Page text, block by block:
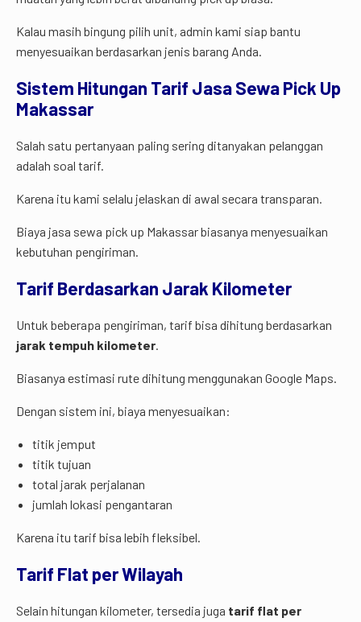
Kalau masih bingung pilih unit, admin kami siap bantu
menyesuaikan berdasarkan jenis barang Anda.
Sistem Hitungan Tarif Jasa Sewa Pick Up
Makassar
Salah satu pertanyaan paling sering ditanyakan pelanggan
adalah soal tarif.
Karena itu kami selalu jelaskan di awal secara transparan.
Biaya jasa sewa pick up Makassar biasanya menyesuaikan
kebutuhan pengiriman.
Tarif Berdasarkan Jarak Kilometer
Untuk beberapa pengiriman, tarif bisa dihitung berdasarkan
jarak tempuh kilometer.
Biasanya estimasi rute dihitung menggunakan Google Maps.
Dengan sistem ini, biaya menyesuaikan:
titik jemput
titik tujuan
total jarak perjalanan
jumlah lokasi pengantaran
Karena itu tarif bisa lebih fleksibel.
Tarif Flat per Wilayah
Selain hitungan kilometer, tersedia juga tarif flat per